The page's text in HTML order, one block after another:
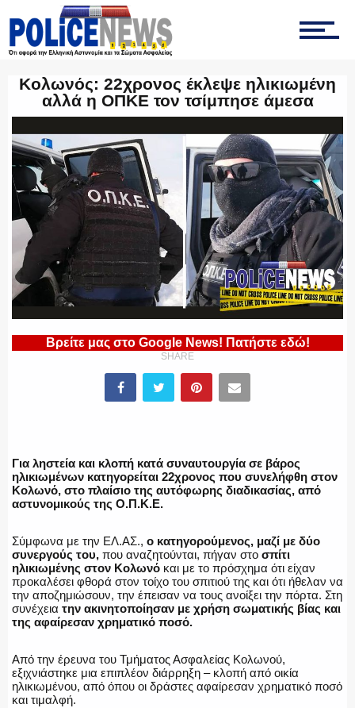
ΤΡΟΧΑΙΑ
ΟΠΚΕ
ΟΜΑΔΑ “Ζ”
ΕΚΑΜ
ΥΑΤ/ΥΜΕΤ
ΠΥΡΟΣΒΕΣΤΙΚΗ
ΛΙΜΕΝΙΚΟ
ΕΝΟΠΛΕΣ ΔΥΝΑΜΕΙΣ
Κολωνός: 22χρονος έκλεψε ηλικιωμένη
αλλά η ΟΠΚΕ τον τσίμπησε άμεσα
Βρείτε μας στο Google News! Πατήστε εδώ!
SHARE
Για ληστεία και κλοπή κατά συναυτουργία σε βάρος
ηλικιωμένων κατηγορείται 22χρονος που συνελήφθη στον
Κολωνό, στο πλαίσιο της αυτόφωρης διαδικασίας, από
αστυνομικούς της Ο.Π.Κ.Ε.
Σύμφωνα με την ΕΛ.ΑΣ., ο κατηγορούμενος, μαζί με δύο
συνεργούς του, που αναζητούνται, πήγαν στο σπίτι
ηλικιωμένης στον Κολωνό και με το πρόσχημα ότι είχαν
προκαλέσει φθορά στον τοίχο του σπιτιού της και ότι ήθελαν να
την αποζημιώσουν, την έπεισαν να τους ανοίξει την πόρτα. Στη
συνέχεια την ακινητοποίησαν με χρήση σωματικής βίας και
της αφαίρεσαν χρηματικό ποσό.
Από την έρευνα του Τμήματος Ασφαλείας Κολωνού,
εξιχνιάστηκε μια επιπλέον διάρρηξη – κλοπή από οικία
ηλικιωμένου, από όπου οι δράστες αφαίρεσαν χρηματικό ποσό
και τιμαλφή.